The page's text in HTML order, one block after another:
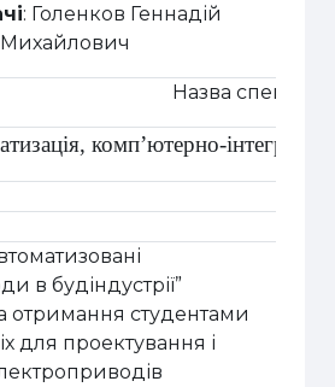
: Голенков Геннадій
Михайлович
Назва
, комп’ютерно-
в будіндустрії”
отримання студентами
для проектування і